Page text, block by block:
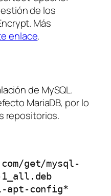
de los
Más
enlace.
de MySQL.
MariaDB, por lo
repositorios.
get/mysql-
apt-config*